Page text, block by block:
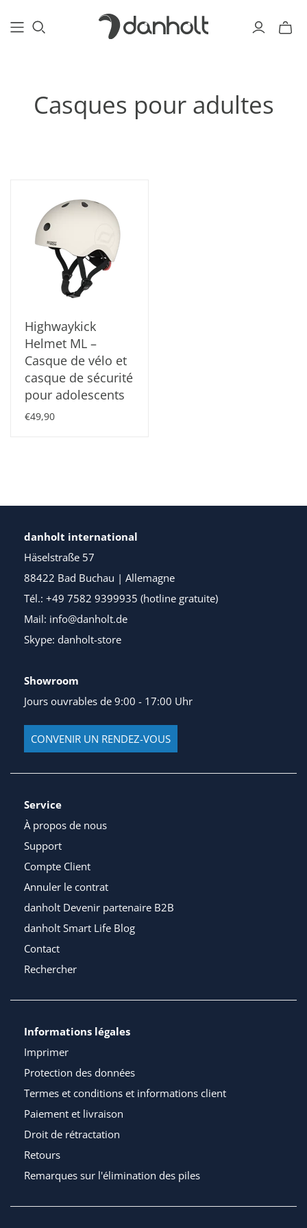
Casques pour adultes
Highwaykick
Helmet ML –
Casque de vélo et
casque de sécurité
pour adolescents
€49,90
danholt international
Häselstraße 57
88422 Bad Buchau | Allemagne
Tél.: +49 7582 9399935 (hotline gratuite)
Mail: info@danholt.de
Skype: danholt-store
Showroom
Jours ouvrables de 9:00 - 17:00 Uhr
CONVENIR UN RENDEZ-VOUS
Service
À propos de nous
Support
Compte Client
Annuler le contrat
danholt Devenir partenaire B2B
danholt Smart Life Blog
Contact
Rechercher
Informations légales
Imprimer
Protection des données
Termes et conditions et informations client
Paiement et livraison
Droit de rétractation
Retours
Remarques sur l'élimination des piles